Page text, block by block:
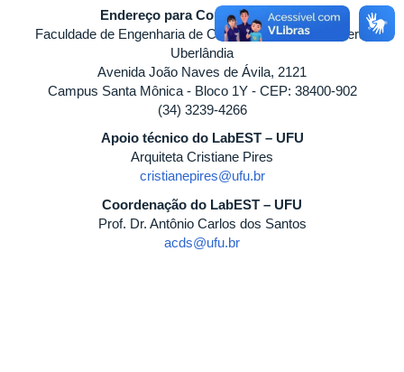
Endereço para Correspondência
Faculdade de Engenharia de Civil - Universidade Federal
Uberlândia
Avenida João Naves de Ávila, 2121
Campus Santa Mônica - Bloco 1Y - CEP: 38400-902
(34) 3239-4266
Apoio técnico do LabEST – UFU
Arquiteta Cristiane Pires
cristianepires@ufu.br
Coordenação do LabEST – UFU
Prof. Dr. Antônio Carlos dos Santos
acds@ufu.br